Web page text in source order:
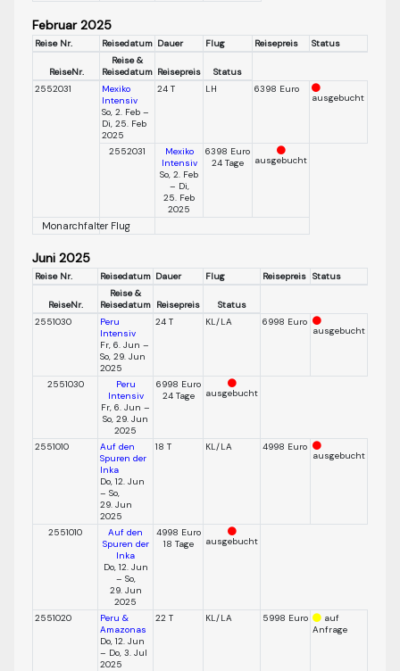
Februar 2025
Reise Nr. Reisedatum Dauer Flug Reisepreis Status
ReiseNr.
Reise &
Reisedatum Reisepreis
Status
2552031
Mexiko
Intensiv
So, 2. Feb –
Di, 25. Feb
2025
24 T LH 6398 Euro
ausgebucht
2552031
Mexiko
Intensiv
So, 2. Feb
– Di,
25. Feb
2025
6398 Euro
24 Tage
ausgebucht
Monarchfalter Flug
Juni 2025
Reise Nr. Reisedatum Dauer Flug Reisepreis Status
ReiseNr.
Reise &
Reisedatum Reisepreis
Status
2551030
Peru
Intensiv
Fr, 6. Jun –
So, 29. Jun
2025
24 T KL/LA 6998 Euro
ausgebucht
2551030
Peru
Intensiv
Fr, 6. Jun –
So, 29. Jun
2025
6998 Euro
24 Tage
ausgebucht
2551010
Auf den
Spuren der
Inka
Do, 12. Jun
– So,
29. Jun
2025
18 T KL/LA 4998 Euro
ausgebucht
2551010
Auf den
Spuren der
Inka
Do, 12. Jun
– So,
29. Jun
2025
4998 Euro
18 Tage
ausgebucht
2551020
Peru &
Amazonas
Do, 12. Jun
– Do, 3. Jul
2025
22 T KL/LA 5998 Euro
auf
Anfrage